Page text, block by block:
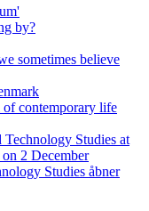
by?
sometimes believe
of contemporary life
Studies at
2 December
Studies åbner